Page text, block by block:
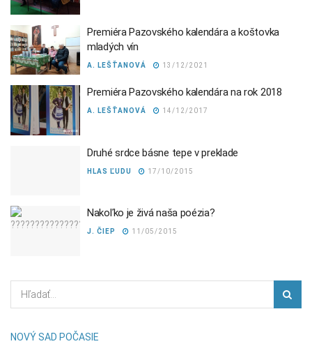
Premiéra Pazovského kalendára a koštovka
mladých vín
A. LEŠŤANOVÁ 13/12/2021
Premiéra Pazovského kalendára na rok 2018
A. LEŠŤANOVÁ 14/12/2017
Druhé srdce básne tepe v preklade
HLAS ĽUDU 17/10/2015
Nakoľko je živá naša poézia?
J. ČIEP 11/05/2015
NOVÝ SAD POČASIE